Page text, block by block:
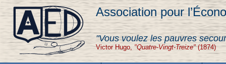
Association pour
"Vous voulez les pauvres
Victor Hugo, "Quatre-Vingt-Treize"(1874)